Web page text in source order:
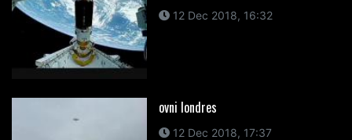
12 Dec 2018, 16:32
ovni londres
12 Dec 2018, 17:37